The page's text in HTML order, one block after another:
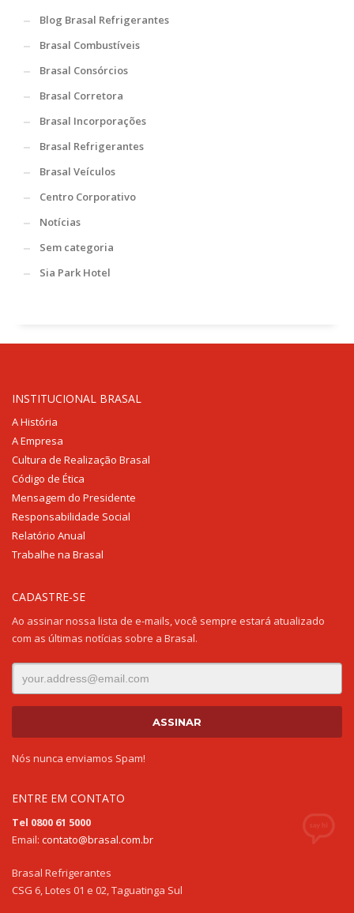
Blog Brasal Refrigerantes
Brasal Combustíveis
Brasal Consórcios
Brasal Corretora
Brasal Incorporações
Brasal Refrigerantes
Brasal Veículos
Centro Corporativo
Notícias
Sem categoria
Sia Park Hotel
INSTITUCIONAL BRASAL
A História
A Empresa
Cultura de Realização Brasal
Código de Ética
Mensagem do Presidente
Responsabilidade Social
Relatório Anual
Trabalhe na Brasal
CADASTRE-SE
Ao assinar nossa lista de e-mails, você sempre estará atualizado
com as últimas notícias sobre a Brasal.
Nós nunca enviamos Spam!
ENTRE EM CONTATO
Tel 0800 61 5000
Email: contato@brasal.com.br
Brasal Refrigerantes
CSG 6, Lotes 01 e 02, Taguatinga Sul